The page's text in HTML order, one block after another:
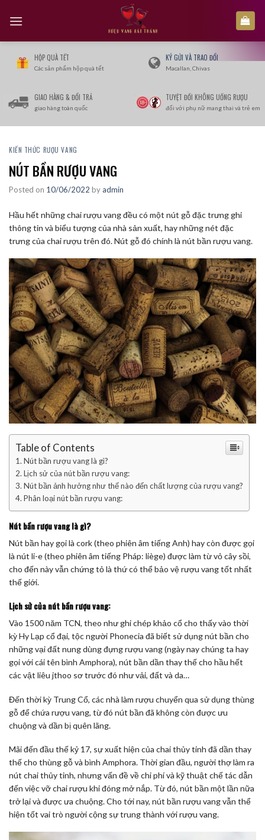
HỘP QUÀ TẾT
Các sản phẩm hộp quà tết
KÝ GỬI VÀ TRAO ĐỔI
Macallan, Chivas
GIAO HÀNG & ĐỔI TRẢ
giao hàng toàn quốc
TUYỆT ĐỐI KHÔNG UỐNG RƯỢU
đối với phụ nữ mang thai và trẻ em
KIẾN THỨC RƯỢU VANG
NÚT BẦN RƯỢU VANG
Posted on 10/06/2022 byadmin
Hầu hết những chai rượu vang đều có một nút gỗ đặc trưng ghi
thông tin và biểu tượng của nhà sản xuất, hay những nét đặc
trưng của chai rượu trên đó. Nút gỗ đó chính là nút bần rượu vang.
Table of Contents
Nút bần rượu vang là gì?
Lịch sử của nút bần rượu vang:
Nút bần ảnh hưởng như thế nào đến chất lượng của rượu vang?
Phân loại nút bần rượu vang:
Nút bần rượu vang là gì?
Nút bần hay gọi là cork (theo phiên âm tiếng Anh) hay còn được gọi
là nút li-e (theo phiên âm tiếng Pháp: liège) được làm từ vỏ cây sồi,
cho đến này vẫn chứng tỏ là thứ có thể bảo vệ rượu vang tốt nhất
thế giới.
Lịch sử của nút bần rượu vang:
Vào 1500 năm TCN, theo như ghi chép khảo cổ cho thấy vào thời
kỳ Hy Lạp cổ đại, tộc người Phonecia đã biết sử dụng nút bần cho
những vại đất nung dùng đựng rượu vang (ngày nay chúng ta hay
gọi với cái tên bình Amphora), nút bần dần thay thế cho hầu hết
các vật liêu jthoo sơ trước đó như vải, đất và da…
Đến thời kỳ Trung Cổ, các nhà làm rượu chuyển qua sử dụng thùng
gỗ để chứa rượu vang, từ đó nút bần đã không còn được ưu
chuộng và dần bị quên lãng.
Mãi đến đầu thế kỷ 17, sự xuất hiện của chai thủy tinh đã dần thay
thế cho thùng gỗ và bình Amphora. Thời gian đầu, người thợ làm ra
nút chai thủy tinh, nhưng vấn đề về chi phí và kỹ thuật chế tác dẫn
đến việc vỡ chai rượu khi đóng mở nắp. Từ đó, nút bần một lần nữa
trở lại và được ưa chuộng. Cho tới nay, nút bần rượu vang vẫn thể
hiện tốt vai trò người cộng sự trung thành với rượu vang.